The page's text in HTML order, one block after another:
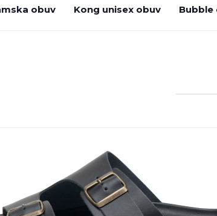
obuv Kong unisex obuv Bubble